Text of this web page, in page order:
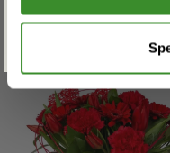
ZOBACZ WIĘCEJ